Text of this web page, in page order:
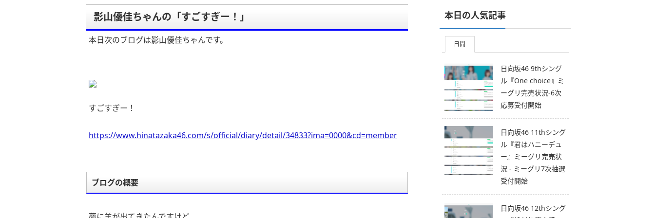
影山優佳ちゃんの「すごすぎー！」
本日次のブログは影山優佳ちゃんです。
すごすぎー！
https://www.hinatazaka46.com/s/official/diary/detail/34833?ima=0000&cd=member
ブログの概要
本日の人気記事
日間
日向坂46 9thシング
ル『One choice』ミ
ーグリ完売状況-6次
応募受付開始
日向坂46 11thシング
ル『君はハニーデュ
ー』ミーグリ完売状
況 - ミーグリ7次抽選
受付開始
日向坂46 12thシング